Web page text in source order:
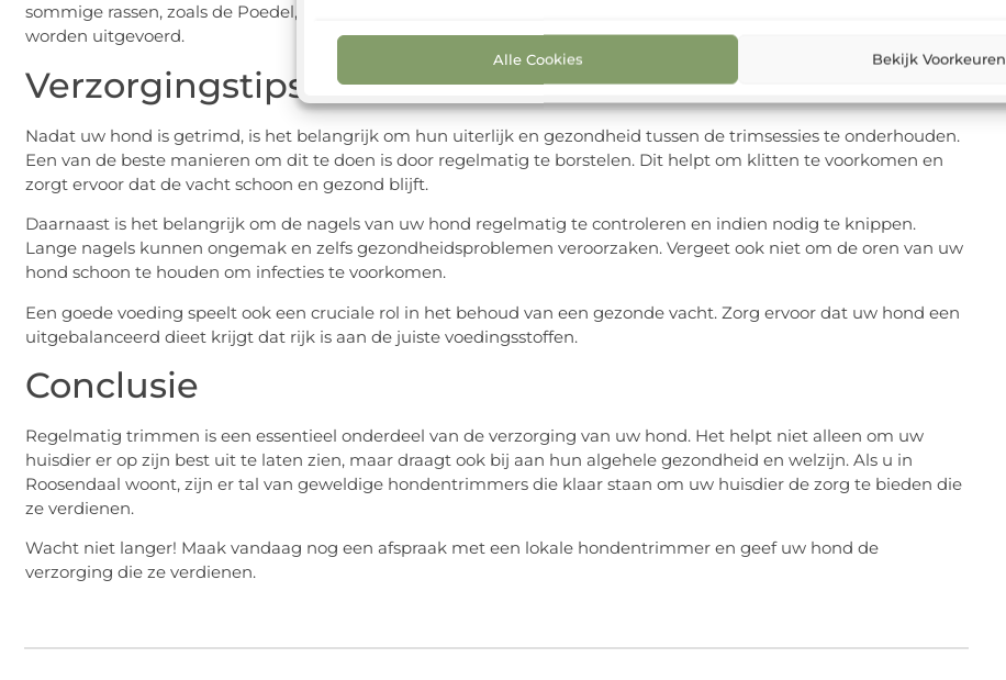
Alle Cookies Bekijk Voorkeuren
sommige rassen, zoals de Poedel, specifieke trimschema’s en stijlen die door een getrainde trimmer moeten
worden uitgevoerd.
Verzorgingstips voor na het Trimmen
Nadat uw hond is getrimd, is het belangrijk om hun uiterlijk en gezondheid tussen de trimsessies te onderhouden.
Een van de beste manieren om dit te doen is door regelmatig te borstelen. Dit helpt om klitten te voorkomen en
zorgt ervoor dat de vacht schoon en gezond blijft.
Daarnaast is het belangrijk om de nagels van uw hond regelmatig te controleren en indien nodig te knippen.
Lange nagels kunnen ongemak en zelfs gezondheidsproblemen veroorzaken. Vergeet ook niet om de oren van uw
hond schoon te houden om infecties te voorkomen.
Een goede voeding speelt ook een cruciale rol in het behoud van een gezonde vacht. Zorg ervoor dat uw hond een
uitgebalanceerd dieet krijgt dat rijk is aan de juiste voedingsstoffen.
Conclusie
Regelmatig trimmen is een essentieel onderdeel van de verzorging van uw hond. Het helpt niet alleen om uw
huisdier er op zijn best uit te laten zien, maar draagt ook bij aan hun algehele gezondheid en welzijn. Als u in
Roosendaal woont, zijn er tal van geweldige hondentrimmers die klaar staan om uw huisdier de zorg te bieden die
ze verdienen.
Wacht niet langer! Maak vandaag nog een afspraak met een lokale hondentrimmer en geef uw hond de
verzorging die ze verdienen.